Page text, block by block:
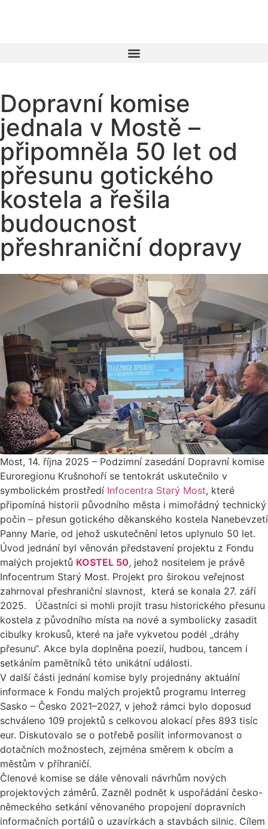
Dopravní komise
jednala v Mostě –
připomněla 50 let od
přesunu gotického
kostela a řešila
budoucnost
přeshraniční dopravy
Most, 14. října 2025 – Podzimní zasedání Dopravní komise
Euroregionu Krušnohoří se tentokrát uskutečnilo v
symbolickém prostředí Infocentra Starý Most, které
připomíná historii původního města i mimořádný technický
počin – přesun gotického děkanského kostela Nanebevzetí
Panny Marie, od jehož uskutečnění letos uplynulo 50 let.
Úvod jednání byl věnován představení projektu z Fondu
malých projektů KOSTEL 50, jehož nositelem je právě
Infocentrum Starý Most. Projekt pro širokou veřejnost
zahrnoval přeshraniční slavnost, která se konala 27. září
2025. Účastníci si mohli projít trasu historického přesunu
kostela z původního místa na nové a symbolicky zasadit
cibulky krokusů, které na jaře vykvetou podél „dráhy
přesunu“. Akce byla doplněna poezií, hudbou, tancem i
setkáním pamětníků této unikátní události.
V další části jednání komise byly projednány aktuální
informace k Fondu malých projektů programu Interreg
Sasko – Česko 2021–2027, v jehož rámci bylo doposud
schváleno 109 projektů s celkovou alokací přes 893 tisíc
eur. Diskutovalo se o potřebě posílit informovanost o
dotačních možnostech, zejména směrem k obcím a
městům v příhraničí.
Členové komise se dále věnovali návrhům nových
projektových záměrů. Zazněl podnět k uspořádání česko-
německého setkání věnovaného propojení dopravních
informačních portálů o uzavírkách a stavbách silnic. Cílem